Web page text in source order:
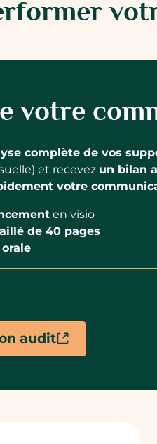
votre
complète de vos
et recevez un bilan
votre
en visio
de 40 pages
audit